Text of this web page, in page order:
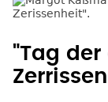
"Tag der